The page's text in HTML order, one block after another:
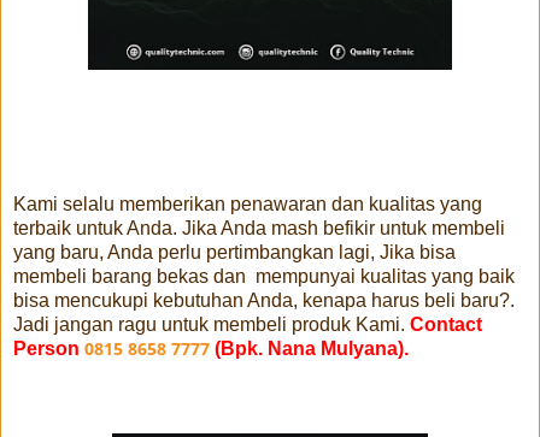
Kami selalu memberikan penawaran dan kualitas yang
terbaik untuk Anda. Jika Anda mash befikir untuk membeli
yang baru, Anda perlu pertimbangkan lagi, Jika bisa
membeli barang bekas dan mempunyai kualitas yang baik
bisa mencukupi kebutuhan Anda, kenapa harus beli baru?.
Jadi jangan ragu untuk membeli produk Kami. Contact
Person 0815 8658 7777 (Bpk. Nana Mulyana).